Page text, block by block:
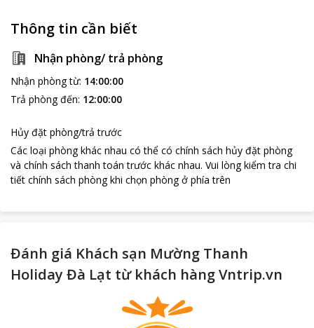
Thông tin cần biết
Nhận phòng/ trả phòng
Nhận phòng từ: 14:00:00
Trả phòng đến: 12:00:00
Hủy đặt phòng/trả trước
Các loại phòng khác nhau có thể có chính sách hủy đặt phòng
và chính sách thanh toán trước khác nhau. Vui lòng kiểm tra chi
tiết chính sách phòng khi chọn phòng ở phía trên
Đánh giá Khách sạn Mường Thanh
Holiday Đà Lạt từ khách hàng Vntrip.vn